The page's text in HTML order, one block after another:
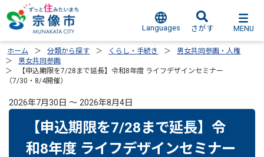
Languages さがす MENU
ホーム 分類から探す くらし・手続き
男女共同参画・人権
男女共同参画
【申込期限を7/28まで延長】令和8年度 ライフデザインセミナー
（7/30・8/4開催）
2026年7月30日 ～ 2026年8月4日
【申込期限を7/28まで延長】令
和8年度 ライフデザインセミナー